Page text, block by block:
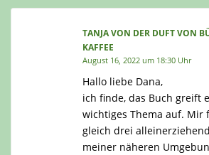
TANJA VON DER DUFT VON
KAFFEE
August 16, 2022 um 18:30 Uhr
Hallo liebe Dana,
ich finde, das Buch greift
wichtiges Thema auf. Mir
gleich drei
meiner näheren